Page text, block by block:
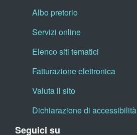
Albo pretorio
Servizi online
Elenco siti tematici
Fatturazione elettronica
Valuta il sito
Dichiarazione di accessibilità
Seguici su